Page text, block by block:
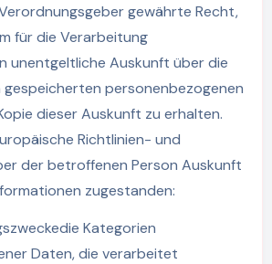
gewährte Recht,
für die Verarbeitung
unentgeltliche Auskunft über die
gespeicherten personenbezogenen
dieser Auskunft zu erhalten.
Richtlinien- und
der betroffenen Person Auskunft
zugestanden:
Kategorien
Daten, die verarbeitet